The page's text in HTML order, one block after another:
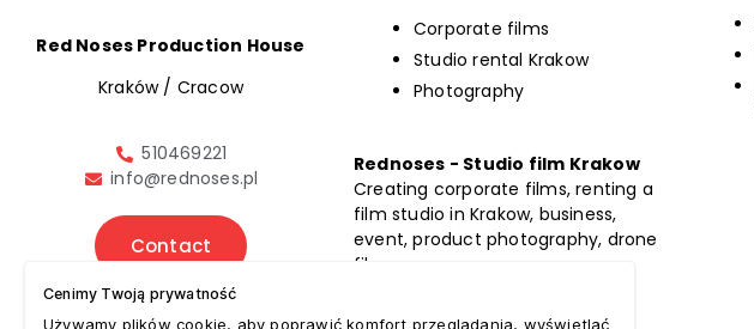
Red Noses Production House
Kraków / Cracow
510469221
info@rednoses.pl
Contact
Corporate films
Studio rental Krakow
Photography
Rednoses - Studio film Krakow
Creating corporate films, renting a
film studio in Krakow, business,
event, product photography, drone
films.
Cenimy Twoją prywatność
Używamy plików cookie, aby poprawić komfort przeglądania, wyświetlać